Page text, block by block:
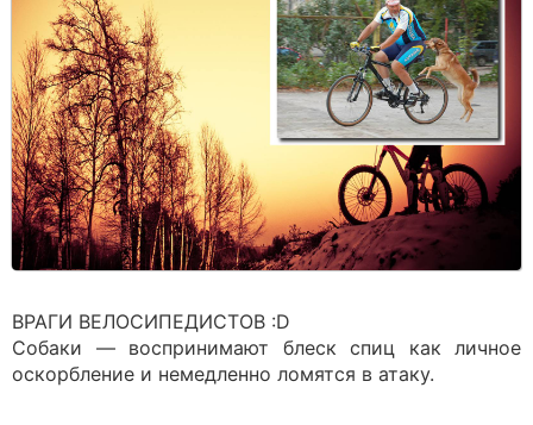
ВРАГИ ВЕЛОСИПЕДИСТОВ :D
Собаки — воспринимают блеск спиц как личное
оскорбление и немедленно ломятся в атаку.